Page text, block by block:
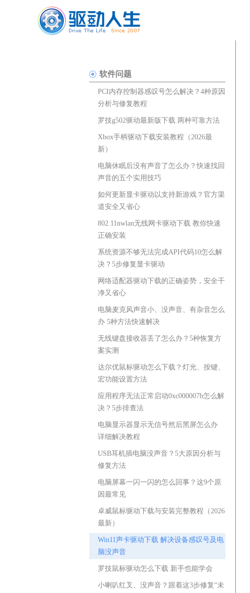
软件问题
PCI内存控制器感叹号怎么解决？4种原因
分析与修复教程
罗技g502驱动最新版下载 两种可靠方法
Xbox手柄驱动下载安装教程（2026最
新）
电脑休眠后没有声音了怎么办？快速找回
声音的五个实用技巧
如何更新显卡驱动以支持新游戏？官方渠
道安全又省心
802.11nwlan无线网卡驱动下载 教你快速
正确安装
系统资源不够无法完成API代码10怎么解
决？5步修复显卡驱动
网络适配器驱动下载的正确姿势，安全干
净又省心
电脑麦克风声音小、没声音、有杂音怎么
办 5种方法快速解决
无线键盘接收器丢了怎么办？5种恢复方
案实测
达尔优鼠标驱动怎么下载？灯光、按键、
宏功能设置方法
应用程序无法正常启动0xc000007b怎么解
决？5步排查法
电脑显示器显示无信号然后黑屏怎么办
详细解决教程
USB耳机插电脑没声音？5大原因分析与
修复方法
电脑屏幕一闪一闪的怎么回事？这9个原
因最常见
卓威鼠标驱动下载与安装完整教程（2026
最新）
Win11声卡驱动下载 解决设备感叹号及电
脑没声音
罗技鼠标驱动怎么下载 新手也能学会
小喇叭红叉、没声音？跟着这3步修复“未